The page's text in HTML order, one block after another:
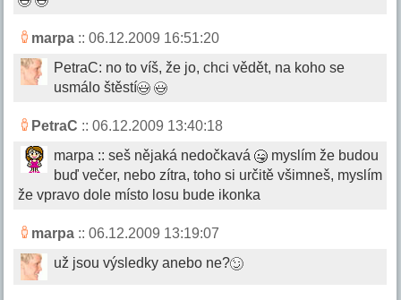
marpa :: 06.12.2009 16:51:20
PetraC: no to víš, že jo, chci vědět, na koho se
usmálo štěstí
PetraC :: 06.12.2009 13:40:18
marpa :: seš nějaká nedočkavá
myslím že budou
buď večer, nebo zítra, toho si určitě všimneš, myslím
že vpravo dole místo losu bude ikonka
marpa :: 06.12.2009 13:19:07
už jsou výsledky anebo ne?